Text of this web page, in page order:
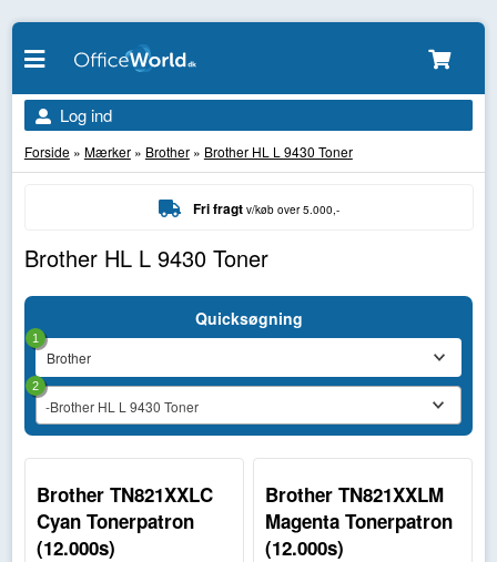
Log ind
Forside» Mærker» Brother» Brother HL L 9430 Toner
Fri fragt v/køb over 5.000,-
Brother HL L 9430 Toner
Quicksøgning
1
-Brother HL L 9430 Toner
2
Brother TN821XXLC
Cyan Tonerpatron
(12.000s)
Brother TN821XXLM
Magenta Tonerpatron
(12.000s)